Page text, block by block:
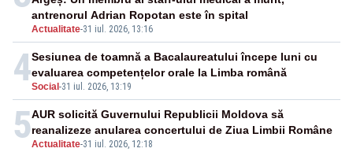
Actualitate-31 iul. 2026, 13:16
antrenorul Adrian Ropotan este în spital
4Social -31 iul. 2026, 13:19
Sesiunea de toamnă a Bacalaureatului începe luni cu
evaluarea competențelor orale la Limba română
5Actualitate-31 iul. 2026, 12:18
AUR solicită Guvernului Republicii Moldova să
reanalizeze anularea concertului de Ziua Limbii Române